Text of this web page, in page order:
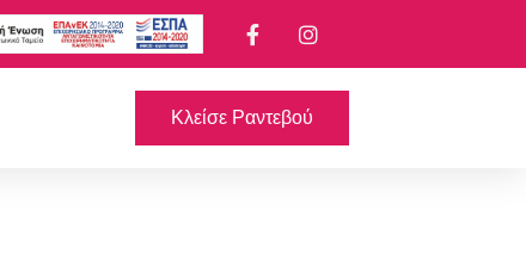
Κλείσε Ραντεβού